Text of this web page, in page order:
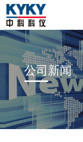
公司新闻